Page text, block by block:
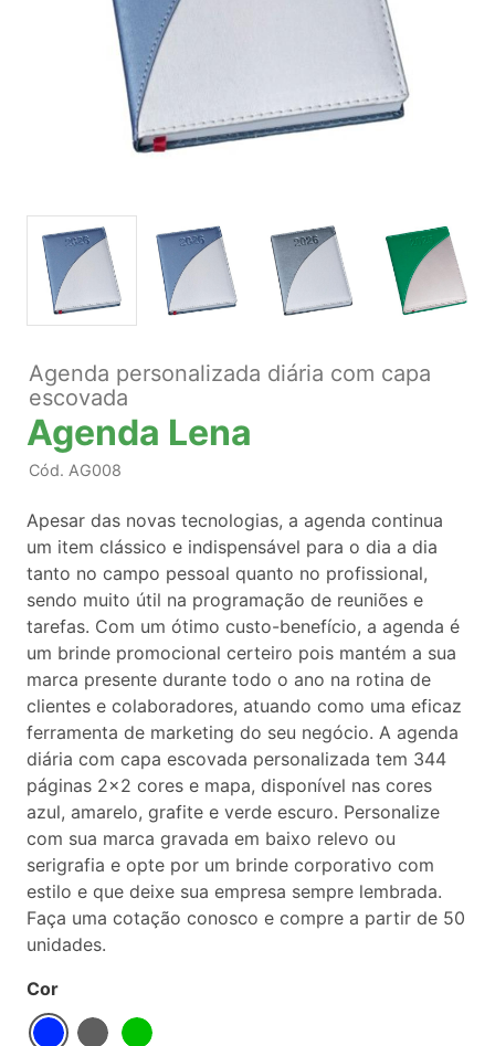
Agenda personalizada diária com capa
escovada
Agenda Lena
Cód. AG008
Apesar das novas tecnologias, a agenda continua
um item clássico e indispensável para o dia a dia
tanto no campo pessoal quanto no profissional,
sendo muito útil na programação de reuniões e
tarefas. Com um ótimo custo-benefício, a agenda é
um brinde promocional certeiro pois mantém a sua
marca presente durante todo o ano na rotina de
clientes e colaboradores, atuando como uma eficaz
ferramenta de marketing do seu negócio. A agenda
diária com capa escovada personalizada tem 344
páginas 2x2 cores e mapa, disponível nas cores
azul, amarelo, grafite e verde escuro. Personalize
com sua marca gravada em baixo relevo ou
serigrafia e opte por um brinde corporativo com
estilo e que deixe sua empresa sempre lembrada.
Faça uma cotação conosco e compre a partir de 50
unidades.
Cor